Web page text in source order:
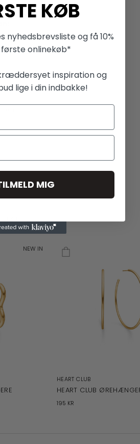
A/S
NEW IN
HEART CLUB
HEART CLUB
195 KR
KØB
nyhedsbrevsliste og få 10%
onlinekøb*
inspiration og
lige i din indbakke!
MIG